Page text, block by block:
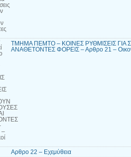
–
ΤΜΗΜΑ ΠΕΜΤΟ – ΚΟΙΝΕΣ ΡΥΘΜΙΣΕΙΣ
ΑΝΑΘΕΤΟΝΤΕΣ ΦΟΡΕΙΣ – Αρθρο 21 –
Αρθρο 22 – Εχεμύθεια